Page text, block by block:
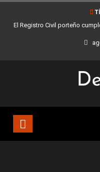
El Registro Civil porteño